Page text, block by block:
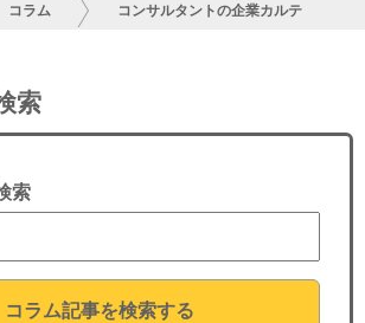
コラム コンサルタントの企業カルテ
索
索
コラム記事を検索する